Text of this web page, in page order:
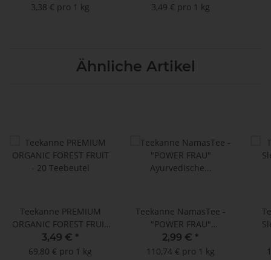
3,38 € pro 1 kg
3,49 € pro 1 kg
Ähnliche Artikel
Teekanne PREMIUM
ORGANIC FOREST FRUIT
- 20 Teebeutel
3,49 € *
69,80 € pro 1 kg
Teekanne NamasTee -
"POWER FRAU"
Ayurvedische Mischung
- 15 Teebeutel à 1,8 g
2,99 € *
110,74 € pro 1 kg